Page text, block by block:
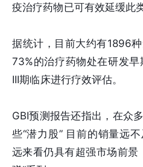
疫治疗药物已可有效延缓此
据统计，目前大约有1896
73%的治疗药物处在研发
III期临床进行疗效评估。
GBI预测报告还指出，在众
些“潜力股” 目前的销量远
远来看仍具有超强市场前景